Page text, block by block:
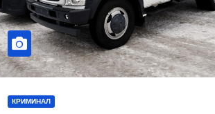
КРИМИНАЛ